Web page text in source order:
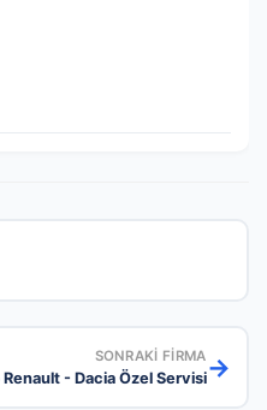
SONRAKI FIRMA
- Dacia Özel Servisi→